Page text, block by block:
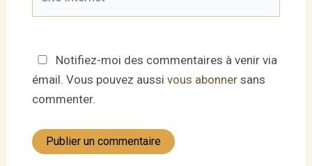
Notifiez-moi des commentaires à venir via
émail. Vous pouvez aussi vous abonnersans
commenter.